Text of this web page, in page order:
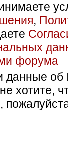
,
форума
данные об
хотите,